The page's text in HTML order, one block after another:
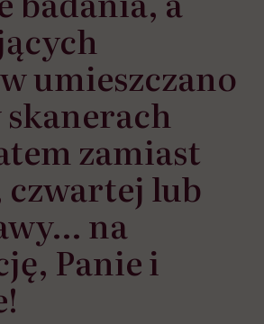
umieszczano
zamiast
lub
na
Panie i